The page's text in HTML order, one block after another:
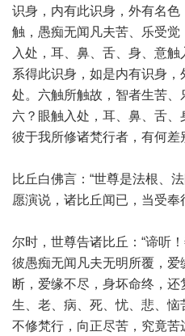
识身，内有此识身，外有名
触，愚痴无闻凡夫苦、乐受
入处，耳、鼻、舌、身、意
系得此识身，如是内有识身
处。六触所触故，智者生苦
六？眼触入处，耳、鼻、舌、
彼于我所修诸梵行者，有何差
比丘白佛言：“世尊是法根、
愿演说，诸比丘闻已，当受奉
尔时，世尊告诸比丘：“谛听
彼愚痴无闻凡夫无明所覆，
断，爱缘不尽，身坏命终，
生、老、病、死、忧、悲、
不修梵行，向正尽苦，究竟